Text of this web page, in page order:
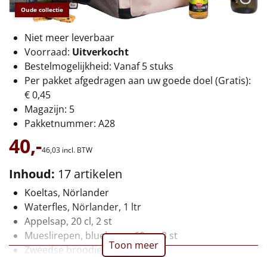
Alle kerstpakketten 2026
Thema
Origineel
Rituals
Luxe
Mannen
Vrouwen
Duurzaam
Leuke
Oude collectie
Niet meer leverbaar
Voorraad: Uitverkocht
Bestelmogelijkheid: Vanaf 5 stuks
Per pakket afgedragen aan uw goede doel (Gratis):
€ 0,45
Magazijn: 5
Pakketnummer: A28
40,-46,03 incl. BTW
Inhoud: 17 artikelen
Koeltas, Nörlander
Waterfles, Nörlander, 1 ltr
Appelsap, 20 cl, 2 st
Mueslirepen, blueberry, 60 gr, 3 st
Zweedse broodjes, 150 gr
Toon meer